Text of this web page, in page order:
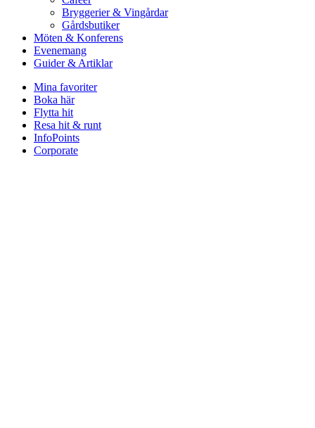
Bryggerier & Vingårdar
Gårdsbutiker
Möten & Konferens
Evenemang
Guider & Artiklar
Mina favoriter
Boka här
Flytta hit
Resa hit & runt
InfoPoints
Corporate